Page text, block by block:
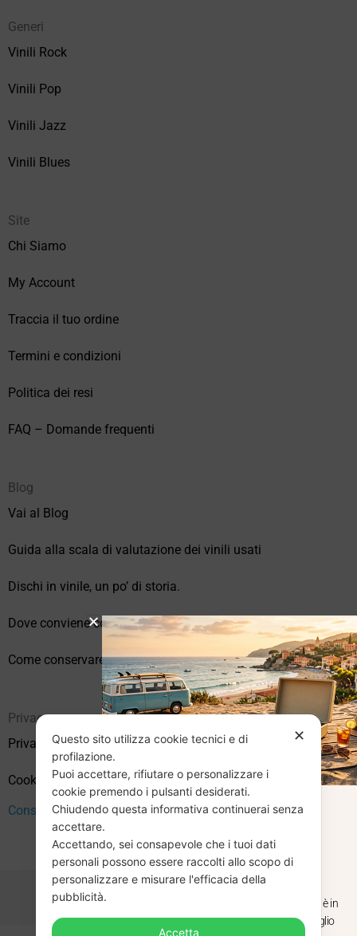
Generi
Vinili Rock
Vinili Pop
Vinili Jazz
Vinili Blues
Site
Chi Siamo
My Account
Traccia il tuo ordine
Termini e condizioni
Politica dei resi
FAQ – Domande frequenti
Blog
Vai al Blog
Guida alla scala di valutazione dei vinili usati
Dischi in vinile, un po’ di storia.
Dove conviene comprare vinili online?
Come conservare correttamente i vinili usati
Privacy
Privacy Policy
Cookie Policy (UE)
Consenso
✕
Questo sito utilizza cookie tecnici e di
profilazione.
Puoi accettare, rifiutare o personalizzare i
cookie premendo i pulsanti desiderati.
Chiudendo questa informativa continuerai senza
accettare.
Accettando, sei consapevole che i tuoi dati
personali possono essere raccolti allo scopo di
personalizzare e misurare l'efficacia della
pubblicità.
Accetta
CHIUSURA
ESTIVA
Dal 29 luglio al 31 agosto venditaviniliusati.it è in
pausa estiva. Gli ordini ricevuti entro il 29 luglio